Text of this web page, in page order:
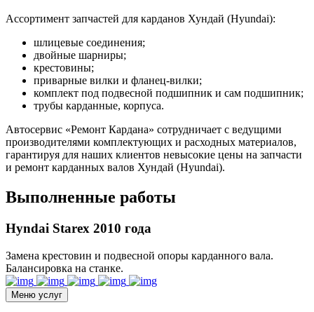
Ассортимент запчастей для карданов Хундай (Hyundai):
шлицевые соединения;
двойные шарниры;
крестовины;
приварные вилки и фланец-вилки;
комплект под подвесной подшипник и сам подшипник;
трубы карданные, корпуса.
Автосервис «Ремонт Кардана» сотрудничает с ведущими
производителями комплектующих и расходных материалов,
гарантируя для наших клиентов невысокие цены на запчасти
и ремонт карданных валов Хундай (Hyundai).
Выполненные работы
Hyndai Starex 2010 года
Замена крестовин и подвесной опоры карданного вала.
Балансировка на станке.
Меню услуг